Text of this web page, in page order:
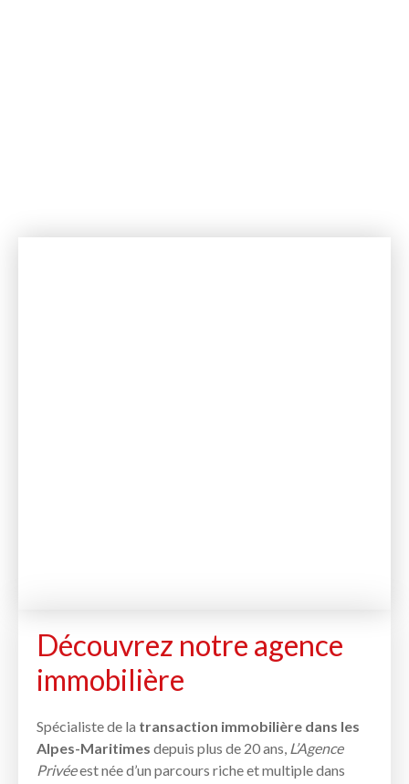
Découvrez notre agence
immobilière
Spécialiste de la transaction immobilière dans les
Alpes-Maritimes depuis plus de 20 ans, L’Agence
Privéeest née d’un parcours riche et multiple dans